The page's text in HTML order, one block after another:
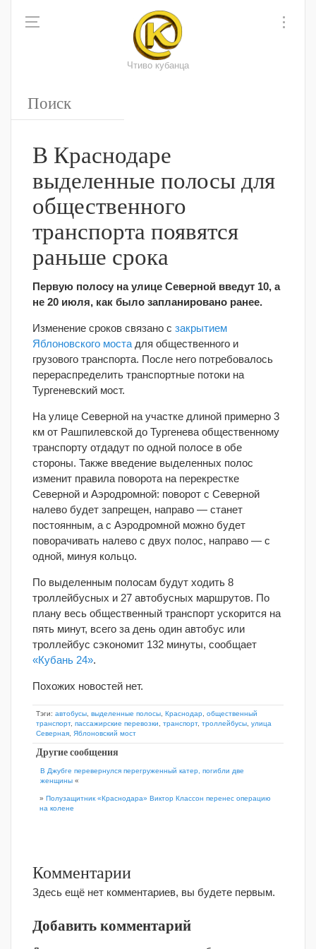
Чтиво кубанца
В Краснодаре
выделенные полосы для
общественного
транспорта появятся
раньше срока
Первую полосу на улице Северной введут 10, а
не 20 июля, как было запланировано ранее.
Изменение сроков связано с закрытием
Яблоновского моста для общественного и
грузового транспорта. После него потребовалось
перераспределить транспортные потоки на
Тургеневский мост.
На улице Северной на участке длиной примерно 3
км от Рашпилевской до Тургенева общественному
транспорту отдадут по одной полосе в обе
стороны. Также введение выделенных полос
изменит правила поворота на перекрестке
Северной и Аэродромной: поворот с Северной
налево будет запрещен, направо — станет
постоянным, а с Аэродромной можно будет
поворачивать налево с двух полос, направо — с
одной, минуя кольцо.
По выделенным полосам будут ходить 8
троллейбусных и 27 автобусных маршрутов. По
плану весь общественный транспорт ускорится на
пять минут, всего за день один автобус или
троллейбус сэкономит 132 минуты, сообщает
«Кубань 24».
Похожих новостей нет.
Тэги: автобусы выделенные полосы Краснодар общественный
транспорт, пассажирские перевозки транспорт, троллейбусы улица
Северная Яблоновский мост
Другие сообщения
В Джубге перевернулся перегруженный катер, погибли две
женщины «
» Полузащитник «Краснодара» Виктор Классон перенес операцию
на колене
Комментарии
Здесь ещё нет комментариев, вы будете первым.
Добавить комментарий